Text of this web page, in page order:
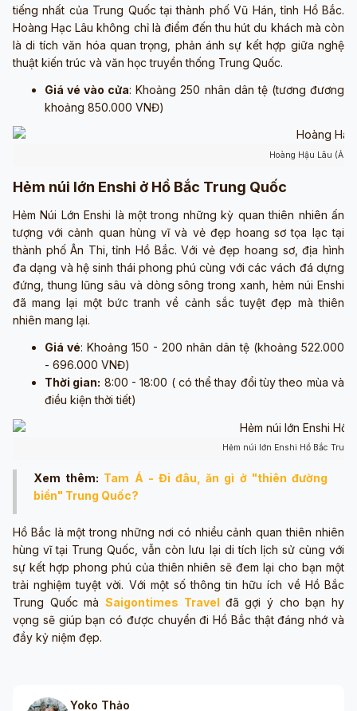
tiếng nhất của Trung Quốc tại thành phố Vũ Hán, tỉnh Hồ Bắc.
Hoàng Hạc Lâu không chỉ là điểm đến thu hút du khách mà còn
là di tích văn hóa quan trọng, phản ánh sự kết hợp giữa nghệ
thuật kiến trúc và văn học truyền thống Trung Quốc.
Giá vé vào cửa: Khoảng 250 nhân dân tệ (tương đương
khoảng 850.000 VNĐ)
Hoàng Hậu Lâu
Hẻm núi lớn Enshi ở Hồ Bắc Trung Quốc
Hẻm Núi Lớn Enshi là một trong những kỳ quan thiên nhiên ấn
tượng với cảnh quan hùng vĩ và vẻ đẹp hoang sơ tọa lạc tại
thành phố Ân Thi, tỉnh Hồ Bắc. Với vẻ đẹp hoang sơ, địa hình
đa dạng và hệ sinh thái phong phú cùng với các vách đá dựng
đứng, thung lũng sâu và dòng sông trong xanh, hẻm núi Enshi
đã mang lại một bức tranh về cảnh sắc tuyệt đẹp mà thiên
nhiên mang lại.
Giá vé: Khoảng 150 - 200 nhân dân tệ (khoảng 522.000
- 696.000 VNĐ)
Thời gian: 8:00 - 18:00 ( có thể thay đổi tùy theo mùa và
điều kiện thời tiết)
Hẻm núi lớn Enshi Hồ Bắc
Xem thêm: Tam Á - Đi đâu, ăn gì ở "thiên đường
biển" Trung Quốc?
Hồ Bắc là một trong những nơi có nhiều cảnh quan thiên nhiên
hùng vĩ tại Trung Quốc, vẫn còn lưu lại di tích lịch sử cùng với
sự kết hợp phong phú của thiên nhiên sẽ đem lại cho bạn một
trải nghiệm tuyệt vời. Với một số thông tin hữu ích về Hồ Bắc
Trung Quốc màSaigontimes Travel đã gợi ý cho bạn hy
vọng sẽ giúp bạn có được chuyển đi Hồ Bắc thật đáng nhớ và
đầy kỷ niệm đẹp.
Yoko Thảo